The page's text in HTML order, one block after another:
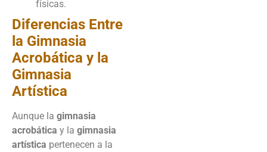
físicas.
Diferencias Entre
la Gimnasia
Acrobática y la
Gimnasia
Artística
Aunque la gimnasia
acrobática y la gimnasia
artística pertenecen a la